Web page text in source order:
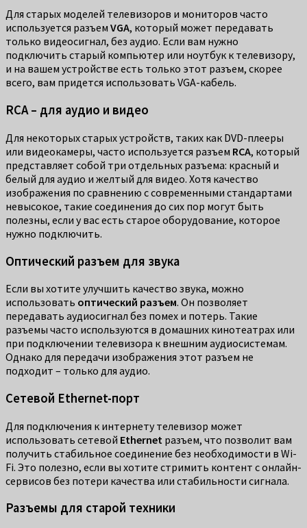
Для старых моделей телевизоров и мониторов часто
используется разъем VGA, который может передавать
только видеосигнал, без аудио. Если вам нужно
подключить старый компьютер или ноутбук к телевизору,
и на вашем устройстве есть только этот разъем, скорее
всего, вам придется использовать VGA-кабель.
RCA – для аудио и видео
Для некоторых старых устройств, таких как DVD-плееры
или видеокамеры, часто используется разъем RCA, который
представляет собой три отдельных разъема: красный и
белый для аудио и желтый для видео. Хотя качество
изображения по сравнению с современными стандартами
невысокое, такие соединения до сих пор могут быть
полезны, если у вас есть старое оборудование, которое
нужно подключить.
Оптический разъем для звука
Если вы хотите улучшить качество звука, можно
использовать оптический разъем. Он позволяет
передавать аудиосигнал без помех и потерь. Такие
разъемы часто используются в домашних кинотеатрах или
при подключении телевизора к внешним аудиосистемам.
Однако для передачи изображения этот разъем не
подходит – только для аудио.
Сетевой Ethernet-порт
Для подключения к интернету телевизор может
использовать сетевой Ethernet разъем, что позволит вам
получить стабильное соединение без необходимости в Wi-
Fi. Это полезно, если вы хотите стримить контент с онлайн-
сервисов без потери качества или стабильности сигнала.
Разъемы для старой техники